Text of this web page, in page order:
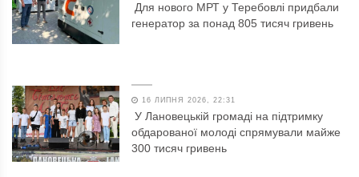
Для нового МРТ у Теребовлі придбали
генератор за понад 805 тисяч гривень
16 ЛИПНЯ 2026, 22:31
У Лановецькій громаді на підтримку
обдарованої молоді спрямували майже
300 тисяч гривень